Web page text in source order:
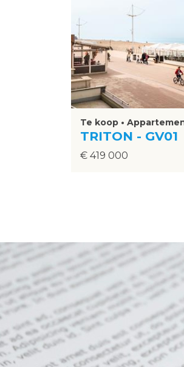
Te koop •
TRITON - GV01
€ 419 000